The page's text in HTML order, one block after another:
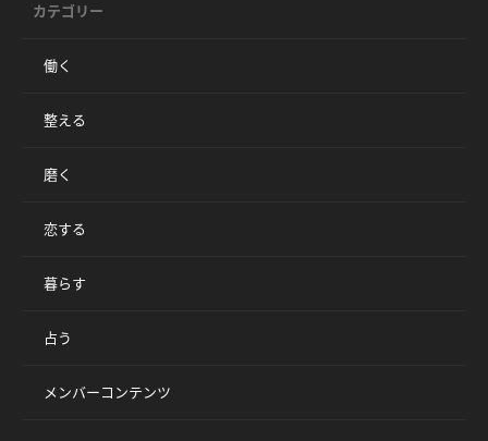
カテゴリー
働く
整える
磨く
恋する
暮らす
占う
メンバーコンテンツ